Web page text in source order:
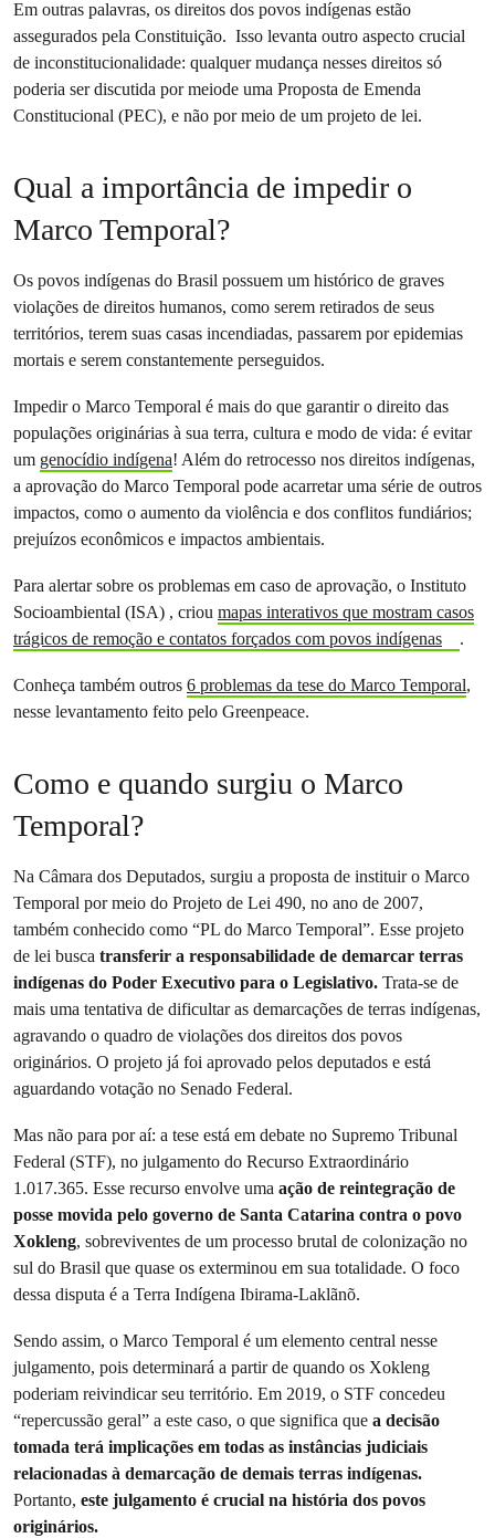
Em outras palavras, os direitos dos povos indígenas estão
assegurados pela Constituição. Isso levanta outro aspecto crucial
de inconstitucionalidade: qualquer mudança nesses direitos só
poderia ser discutida por meiode uma Proposta de Emenda
Constitucional (PEC), e não por meio de um projeto de lei.
Qual a importância de impedir o
Marco Temporal?
Os povos indígenas do Brasil possuem um histórico de graves
violações de direitos humanos, como serem retirados de seus
territórios, terem suas casas incendiadas, passarem por epidemias
mortais e serem constantemente perseguidos.
Impedir o Marco Temporal é mais do que garantir o direito das
populações originárias à sua terra, cultura e modo de vida: é evitar
um genocídio indígena! Além do retrocesso nos direitos indígenas,
a aprovação do Marco Temporal pode acarretar uma série de outros
impactos, como o aumento da violência e dos conflitos fundiários;
prejuízos econômicos e impactos ambientais.
Para alertar sobre os problemas em caso de aprovação, o Instituto
Socioambiental (ISA) , criou mapas interativos que mostram casos
trágicos de remoção e contatos forçados com povos indígenas
.
Conheça também outros 6 problemas da tese do Marco Temporal,
nesse levantamento feito pelo Greenpeace.
Como e quando surgiu o Marco
Temporal?
Na Câmara dos Deputados, surgiu a proposta de instituir o Marco
Temporal por meio do Projeto de Lei 490, no ano de 2007,
também conhecido como “PL do Marco Temporal”. Esse projeto
de lei busca transferir a responsabilidade de demarcar terras
indígenas do Poder Executivo para o Legislativo. Trata-se de
mais uma tentativa de dificultar as demarcações de terras indígenas,
agravando o quadro de violações dos direitos dos povos
originários. O projeto já foi aprovado pelos deputados e está
aguardando votação no Senado Federal.
Mas não para por aí: a tese está em debate no Supremo Tribunal
Federal (STF), no julgamento do Recurso Extraordinário
1.017.365. Esse recurso envolve uma ação de reintegração de
posse movida pelo governo de Santa Catarina contra o povo
Xokleng, sobreviventes de um processo brutal de colonização no
sul do Brasil que quase os exterminou em sua totalidade. O foco
dessa disputa é a Terra Indígena Ibirama-Laklãnõ.
Sendo assim, o Marco Temporal é um elemento central nesse
julgamento, pois determinará a partir de quando os Xokleng
poderiam reivindicar seu território. Em 2019, o STF concedeu
“repercussão geral” a este caso, o que significa que a decisão
tomada terá implicações em todas as instâncias judiciais
relacionadas à demarcação de demais terras indígenas.
Portanto, este julgamento é crucial na história dos povos
originários.